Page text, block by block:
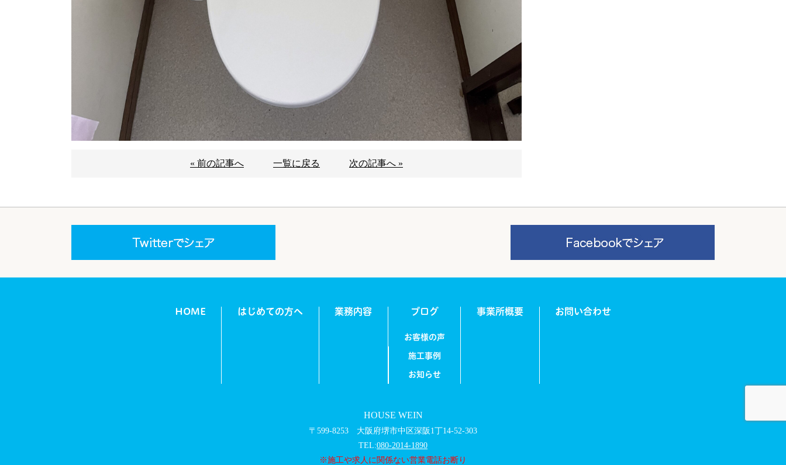
« 前の記事へ 一覧に戻る 次の記事へ »
HOME はじめての方へ 業務内容 ブログ
お客様の声
施工事例
お知らせ
事業所概要 お問い合わせ
HOUSE WEIN
〒599-8253 大阪府堺市中区深阪1丁14-52-303
TEL:080-2014-1890
※施工や求人に関係ない営業電話お断り